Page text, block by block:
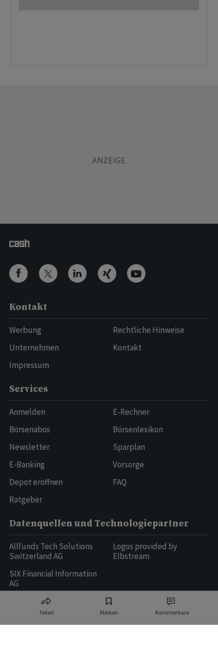
Teilen Merken Kommentare
Kontakt
Werbung
Unternehmen
Impressum
Rechtliche Hinweise
Kontakt
Services
Anmelden
Börsenabos
Newsletter
E-Banking
Depot eröffnen
Ratgeber
E-Rechner
Börsenlexikon
Sparplan
Vorsorge
FAQ
Datenquellen und Technologiepartner
Allfunds Tech Solutions
Switzerland AG
SIX Financial Information
AG
Logos provided by
Elbstream